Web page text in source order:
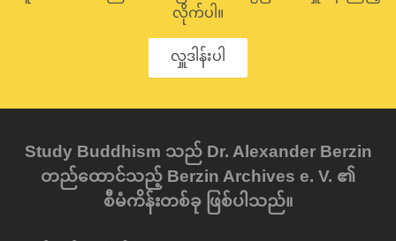
လိုက်ပါ။
လှူဒါန်းပါ
Study Buddhism သည် Dr. Alexander Berzin
တည်ထောင်သည့် Berzin Archives e. V. ၏
စီမံကိန်းတစ်ခု ဖြစ်ပါသည်။